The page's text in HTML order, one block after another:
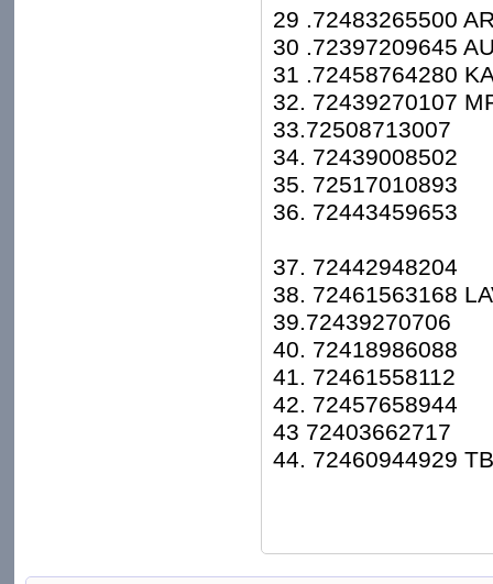
29 .72483265500
30 .72397209645
31 .72458764280
32. 72439270107
33.72508713007
34. 72439008502
35. 72517010893
36. 72443459653
37. 72442948204
38. 72461563168
39.72439270706
40. 72418986088
41. 72461558112
42. 72457658944
43 72403662717
44. 72460944929